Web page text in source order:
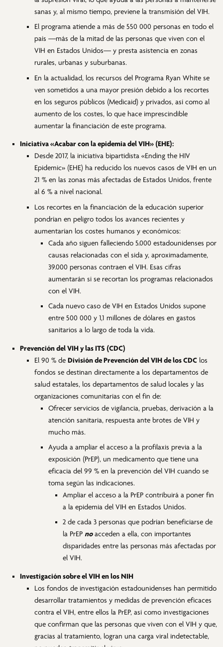
sanas y, al mismo tiempo, previene la transmisión del VIH.
El programa atiende a más de 550 000 personas en todo el
país —más de la mitad de las personas que viven con el
VIH en Estados Unidos— y presta asistencia en zonas
rurales, urbanas y suburbanas.
En la actualidad, los recursos del Programa Ryan White se
ven sometidos a una mayor presión debido a los recortes
en los seguros públicos (Medicaid) y privados, así como al
aumento de los costes, lo que hace imprescindible
aumentar la financiación de este programa.
Iniciativa «Acabar con la epidemia del VIH» (EHE):
Desde 2017, la iniciativa bipartidista «Ending the HIV
Epidemic» (EHE) ha reducido los nuevos casos de VIH en un
21 % en las zonas más afectadas de Estados Unidos, frente
al 6 % a nivel nacional.
Los recortes en la financiación de la educación superior
pondrían en peligro todos los avances recientes y
aumentarían los costes humanos y económicos:
Cada año siguen falleciendo 5.000 estadounidenses por
causas relacionadas con el sida y, aproximadamente,
39.000 personas contraen el VIH. Esas cifras
aumentarán si se recortan los programas relacionados
con el VIH.
Cada nuevo caso de VIH en Estados Unidos supone
entre 500 000 y 1,1 millones de dólares en gastos
sanitarios a lo largo de toda la vida.
Prevención del VIH y las ITS (CDC)
El 90 % de División de Prevención del VIH de los CDClos
fondos se destinan directamente a los departamentos de
salud estatales, los departamentos de salud locales y las
organizaciones comunitarias con el fin de:
Ofrecer servicios de vigilancia, pruebas, derivación a la
atención sanitaria, respuesta ante brotes de VIH y
mucho más.
Ayuda a ampliar el acceso a la profilaxis previa a la
exposición (PrEP), un medicamento que tiene una
eficacia del 99 % en la prevención del VIH cuando se
toma según las indicaciones.
Ampliar el acceso a la PrEP contribuirá a poner fin
a la epidemia del VIH en Estados Unidos.
2 de cada 3 personas que podrían beneficiarse de
la PrEP noacceden a ella, con importantes
disparidades entre las personas más afectadas por
el VIH.
Investigación sobre el VIH en los NIH
Los fondos de investigación estadounidenses han permitido
desarrollar tratamientos y medidas de prevención eficaces
contra el VIH, entre ellos la PrEP, así como investigaciones
que confirman que las personas que viven con el VIH y que,
gracias al tratamiento, logran una carga viral indetectable,